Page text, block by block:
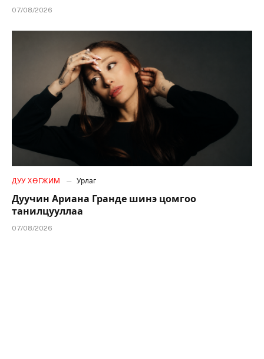
07/08/2026
ДУУ ХӨГЖИМ Урлаг
Дуучин Ариана Гранде шинэ цомгоо
танилцууллаа
07/08/2026